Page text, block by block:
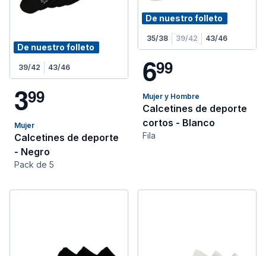
De nuestro folleto
39/42 43/46
399
Mujer
Calcetines de deporte
- Negro
Pack de 5
De nuestro folleto
35/38 39/42 43/46
699
Mujer y Hombre
Calcetines de deporte
cortos - Blanco
Fila